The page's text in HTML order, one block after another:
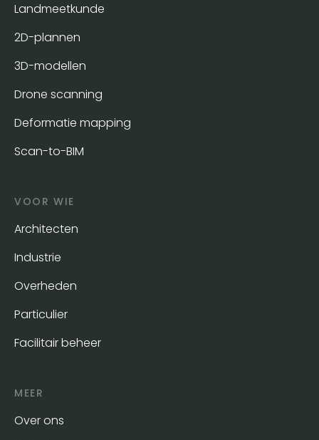
Landmeetkunde
2D-plannen
3D-modellen
Drone scanning
Deformatie mapping
Scan-to-BIM
VOOR WIE
Architecten
Industrie
Overheden
Particulier
Facilitair beheer
MEER
Over ons